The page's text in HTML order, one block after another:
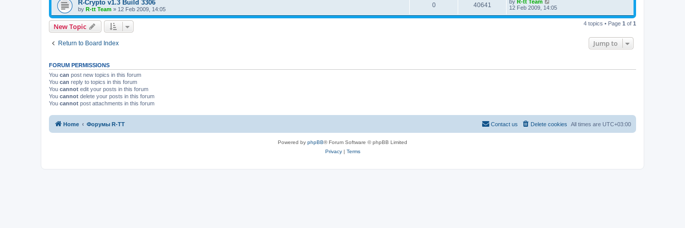
e
l
i
s
tp
o
s
R-Crypto v1.3 Build 3306
by R-tt Team » 12 Feb 2009, 14:05
0R
e
e
40641
i
a
t
by R-tt Team
12 Feb 2009, 14:05
New Topic 4 topics • Page 1 of 1
Return to Board Index Jump to
FORUM PERMISSIONS
You can post new topics in this forum
You can reply to topics in this forum
You cannot edit your posts in this forum
You cannot delete your posts in this forum
You cannot post attachments in this forum
Home Форумы R-TT All times are UTC+03:00
Delete cookies
Contact us
Powered by phpBB® Forum Software © phpBB Limited
Privacy| Terms